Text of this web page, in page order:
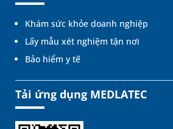
Khám sức khỏe doanh nghiệp
Lấy mẫu xét nghiệm tận nơi
Bảo hiểm y tế
Tải ứng dụng MEDLATEC